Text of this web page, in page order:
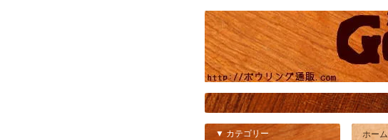
▼ カテゴリー ホーム